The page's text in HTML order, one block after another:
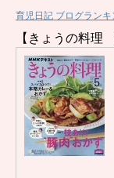
育児日記 ブログランキ
【きょうの料理